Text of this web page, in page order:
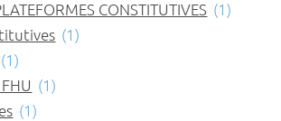
CONSTITUTIVES (1)
(1)
(1)
(1)
(1)